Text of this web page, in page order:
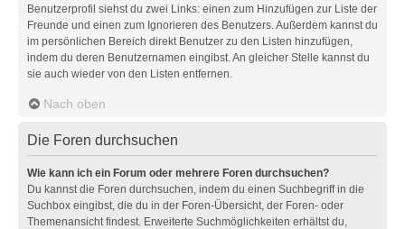
Benutzerprofil siehst du zwei Links: einen zum Hinzufügen zur Liste der
Freunde und einen zum Ignorieren des Benutzers. Außerdem kannst du
im persönlichen Bereich direkt Benutzer zu den Listen hinzufügen,
indem du deren Benutzernamen eingibst. An gleicher Stelle kannst du
sie auch wieder von den Listen entfernen.
Nach oben
Die Foren durchsuchen
Wie kann ich ein Forum oder mehrere Foren durchsuchen?
Du kannst die Foren durchsuchen, indem du einen Suchbegriff in die
Suchbox eingibst, die du in der Foren-Übersicht, der Foren- oder
Themenansicht findest. Erweiterte Suchmöglichkeiten erhältst du,